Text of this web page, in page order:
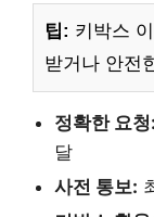
팁: 키박스
받거나 안전
정확한 요청:
달
사전 통보: